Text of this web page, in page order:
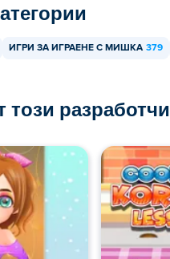
ИГРИ ЗА ИГРАЕНЕ С МИШКА 379
този